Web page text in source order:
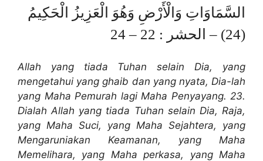
السَّمَاوَاتِ وَالْأَرْضِ وَهُوَ الْعَزِيزُ الْحَكِيمُ
(24) – الحشر : 22 – 24
Allah yang tiada Tuhan selain Dia, yang
mengetahui yang ghaib dan yang nyata, Dia-lah
yang Maha Pemurah lagi Maha Penyayang. 23.
Dialah Allah yang tiada Tuhan selain Dia, Raja,
yang Maha Suci, yang Maha Sejahtera, yang
Mengaruniakan Keamanan, yang Maha
Memelihara, yang Maha perkasa, yang Maha